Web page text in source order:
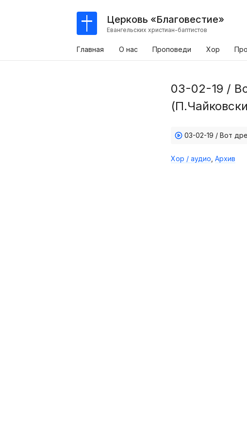
Церковь «Благовестие»
Евангельских христиан-баптистов
Главная О нас Проповеди Хор
03-02-19 /
03-02-19 / Вот
Хор / аудио Архив